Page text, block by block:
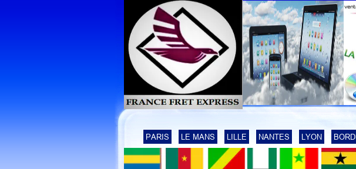
PARIS LE MANS LILLE NANTES LYON